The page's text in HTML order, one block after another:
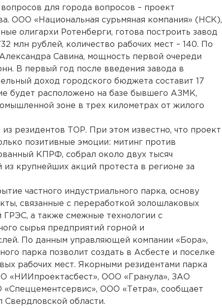
для города вопросов – проект
ООО «Национальная сурьмяная компания» (НСК),
олигархи Ротенберги, готова построить завод
млн рублей, количество рабочих мест – 140. По
Савина, мощность первой очереди
В первый год после введения завода в
доход городского бюджета составит 17
будет расположено на базе бывшего АЗМК,
зоне в трех километрах от жилого
резидентов ТОР. При этом известно, что проект
позитивные эмоции: митинг против
КПРФ, собрал около двух тысяч
из крупнейших акций протеста в регионе за
частного индустриального парка, основу
связанные с переработкой золошлаковых
ГРЭС, а также смежные технологии с
сырья предприятий горной и
По данным управляющей компании «Бора»,
парка позволит создать в Асбесте и поселке
рабочих мест. Якорными резидентами парка
«НИИпроектасбест», ООО «Гранула», ЗАО
ООО «Тетра», сообщает
Свердловской области.